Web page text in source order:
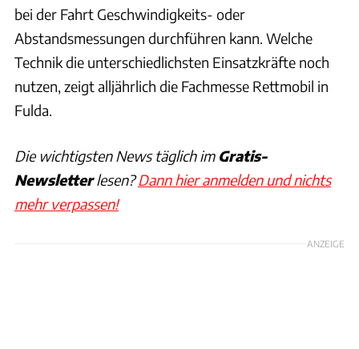
bei der Fahrt Geschwindigkeits- oder
Abstandsmessungen durchführen kann. Welche
Technik die unterschiedlichsten Einsatzkräfte noch
nutzen, zeigt alljährlich die Fachmesse Rettmobil in
Fulda.
Die wichtigsten News täglich im Gratis-
Newsletterlesen?Dann hier anmelden und nichts
mehr verpassen!
ANZEIGE